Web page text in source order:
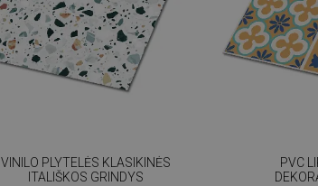
VINILO PLYTELĖS KLASIKINĖS
ITALIŠKOS GRINDYS
PVC